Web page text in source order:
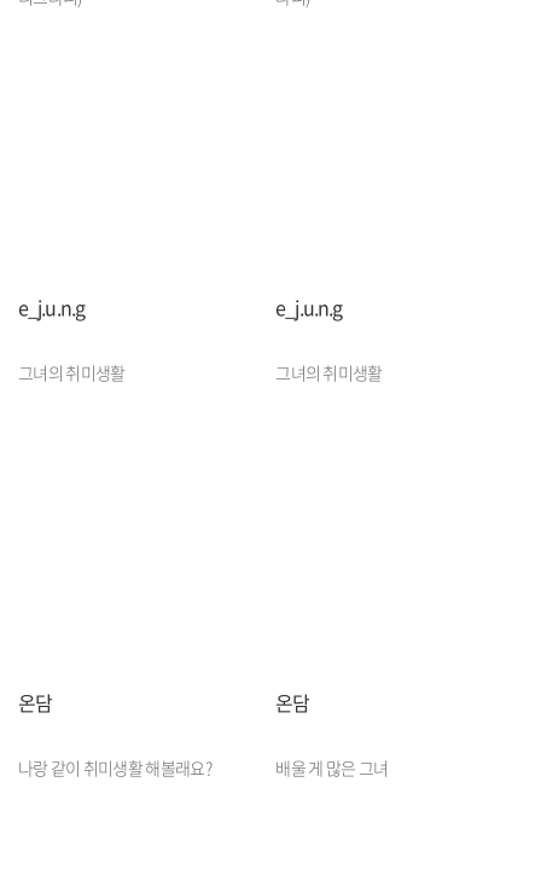
e_j.u.n.g
그녀의 취미생활
e_j.u.n.g
그녀의 취미생활
온담
나랑 같이 취미생활 해볼래요?
온담
배울 게 많은 그녀